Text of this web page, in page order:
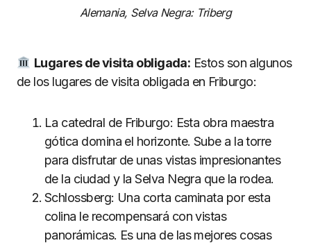
Alemania, Selva Negra: Triberg
Lugares de visita obligada: Estos son algunos
de los lugares de visita obligada en Friburgo:
La catedral de Friburgo: Esta obra maestra
gótica domina el horizonte. Sube a la torre
para disfrutar de unas vistas impresionantes
de la ciudad y la Selva Negra que la rodea.
Schlossberg: Una corta caminata por esta
colina le recompensará con vistas
panorámicas. Es una de las mejores cosas